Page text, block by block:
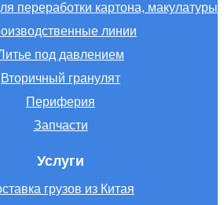
переработки картона, макулатуры
линии
под давлением
Вторичный гранулят
Периферия
Запчасти
Услуги
грузов из Китая